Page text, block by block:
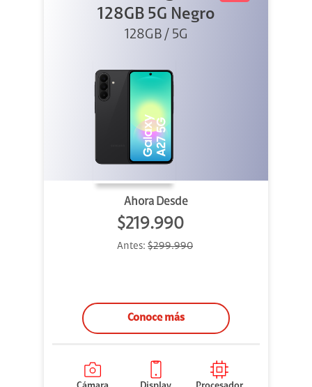
128GB 5G Negro
128GB / 5G
Ahora Desde
$219.990
Antes: $299.990
Conoce más